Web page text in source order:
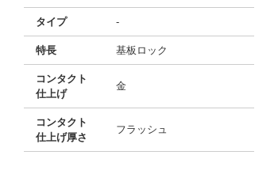
タイプ -
特長 基板ロック
コンタクト
仕上げ
金
コンタクト
仕上げ厚さ
フラッシュ